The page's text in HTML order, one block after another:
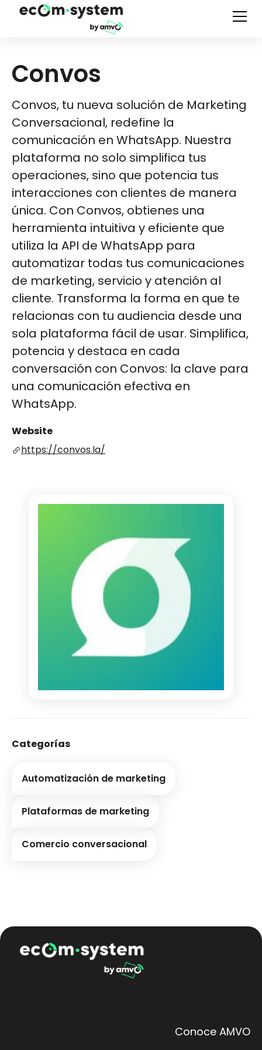
Convos
Convos, tu nueva solución de Marketing
Conversacional, redefine la
comunicación en WhatsApp. Nuestra
plataforma no solo simplifica tus
operaciones, sino que potencia tus
interacciones con clientes de manera
única. Con Convos, obtienes una
herramienta intuitiva y eficiente que
utiliza la API de WhatsApp para
automatizar todas tus comunicaciones
de marketing, servicio y atención al
cliente. Transforma la forma en que te
relacionas con tu audiencia desde una
sola plataforma fácil de usar. Simplifica,
potencia y destaca en cada
conversación con Convos: la clave para
una comunicación efectiva en
WhatsApp.
Website
https://convos.la/
Categorías
Automatización de marketing
Plataformas de marketing
Comercio conversacional
Conoce AMVO